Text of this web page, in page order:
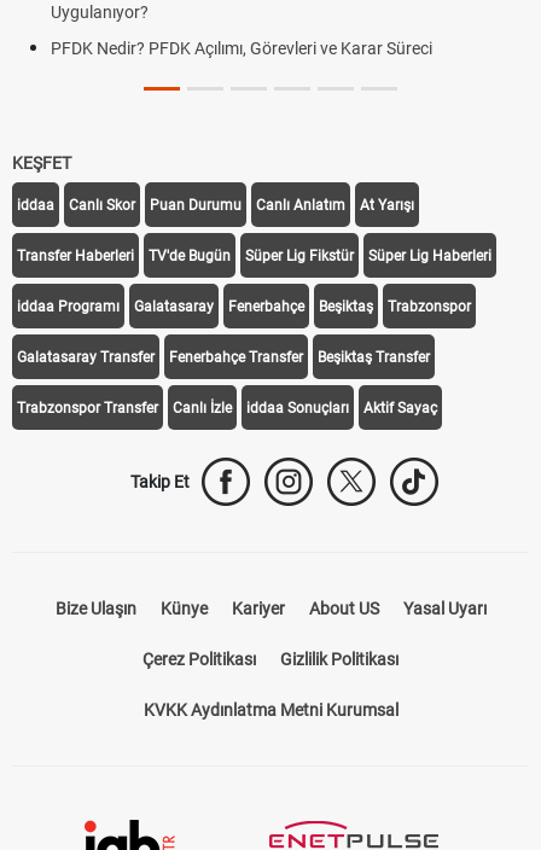
DGS Sonuçları Ne Zaman Açıklanacak 2026?
KEŞFET
iddaa Canlı Skor Puan Durumu Canlı Anlatım At Yarışı
Transfer Haberleri TV'de Bugün Süper Lig Fikstür Süper Lig Haberleri
iddaa Programı Galatasaray Fenerbahçe Beşiktaş Trabzonspor
Galatasaray Transfer Fenerbahçe Transfer Beşiktaş Transfer
Trabzonspor Transfer Canlı İzle iddaa Sonuçları Aktif Sayaç